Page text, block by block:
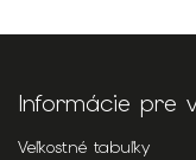
Informácie pre
Veľkostné tabuľky